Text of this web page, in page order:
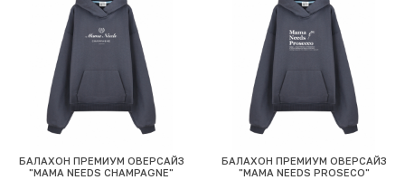
БАЛАХОН ПРЕМИУМ ОВЕРСАЙЗ
"MAMA NEEDS CHAMPAGNE"
БАЛАХОН ПРЕМИУМ ОВЕРСАЙЗ
"MAMA NEEDS PROSECO"